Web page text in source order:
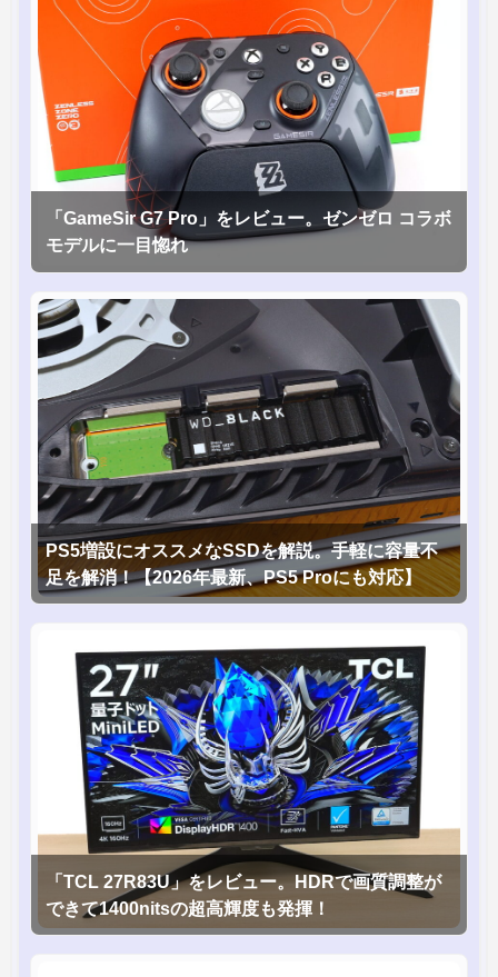
「GameSir G7 Pro」をレビュー。ゼンゼロ コラボ
モデルに一目惚れ
PS5増設にオススメなSSDを解説。手軽に容量不
足を解消！【2026年最新、PS5 Proにも対応】
「TCL 27R83U」をレビュー。HDRで画質調整が
できて1400nitsの超高輝度も発揮！